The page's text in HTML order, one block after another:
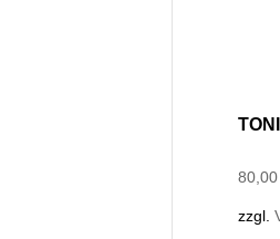
80,00
zzgl.